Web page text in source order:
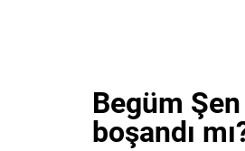
Begüm
boşandı